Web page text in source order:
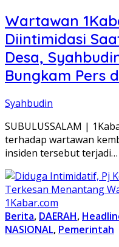
Wartawan
Diintimidasi
Desa,
Bungkam Pers
Syahbudin
SUBULUSSALAM |
terhadap wartawan
insiden tersebut terjadi…
Berita, DAERAH,
NASIONAL, Pemerintah